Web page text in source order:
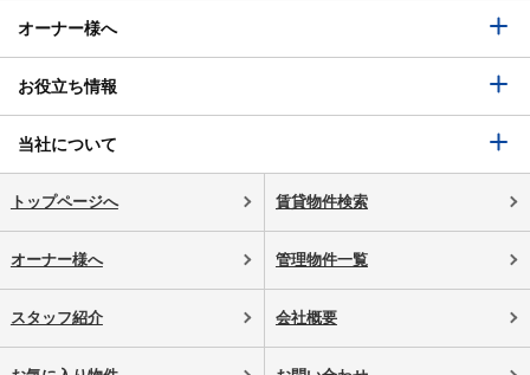
オーナー様へ
お役立ち情報
当社について
トップページへ 賃貸物件検索
オーナー様へ 管理物件一覧
スタッフ紹介 会社概要